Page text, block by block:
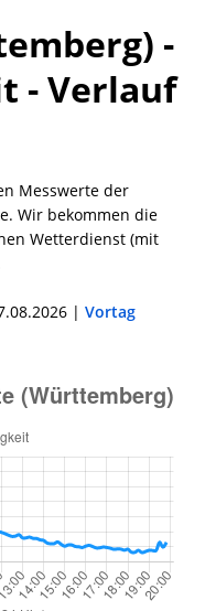
-
- Verlauf
Messwerte der
Wir bekommen die
Wetterdienst (mit
| Vortag